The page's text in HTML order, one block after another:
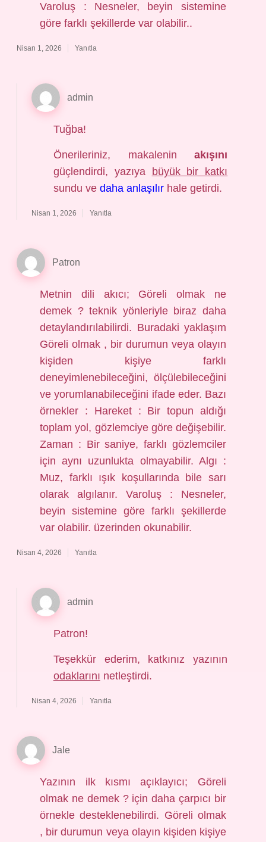
Varoluş : Nesneler, beyin sistemine
göre farklı şekillerde var olabilir..
Nisan 1, 2026 Yanıtla
admin
Tuğba!
Önerileriniz, makaleninakışını
güçlendirdi, yazıya
büyük bir katkı
sundu ve daha anlaşılırhale getirdi.
Nisan 1, 2026 Yanıtla
Patron
Metnin dili akıcı; Göreli olmak ne
demek ? teknik yönleriyle biraz daha
detaylandırılabilirdi. Buradaki yaklaşım
Göreli olmak , bir durumun veya olayın
kişiden kişiye farklı
deneyimlenebileceğini, ölçülebileceğini
ve yorumlanabileceğini ifade eder. Bazı
örnekler : Hareket : Bir topun aldığı
toplam yol, gözlemciye göre değişebilir.
Zaman : Bir saniye, farklı gözlemciler
için aynı uzunlukta olmayabilir. Algı :
Muz, farklı ışık koşullarında bile sarı
olarak algılanır. Varoluş : Nesneler,
beyin sistemine göre farklı şekillerde
var olabilir. üzerinden okunabilir.
Nisan 4, 2026 Yanıtla
admin
Patron!
Teşekkür ederim, katkınız yazının
odaklarını netleştirdi.
Nisan 4, 2026 Yanıtla
Jale
Yazının ilk kısmı açıklayıcı; Göreli
olmak ne demek ? için daha çarpıcı bir
örnekle desteklenebilirdi. Göreli olmak
, bir durumun veya olayın kişiden kişiye